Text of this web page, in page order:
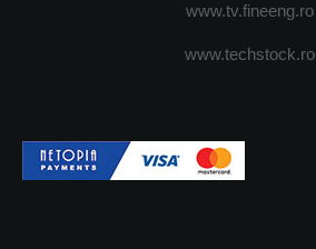
www.tv.fineeng.ro
www.techstock.ro